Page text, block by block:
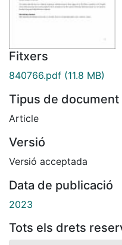
Fitxers
840766.pdf (11.8 MB)
Tipus de document
Article
Versió
Versió acceptada
Data de publicació
2023
Tots els drets